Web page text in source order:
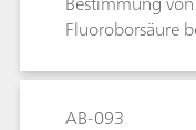
Fluoroborsäure
AB-093